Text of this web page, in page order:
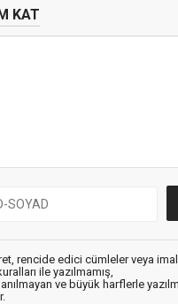
KAT
rencide edici cümleler veya
ile yazılmamış,
ve büyük harflerle